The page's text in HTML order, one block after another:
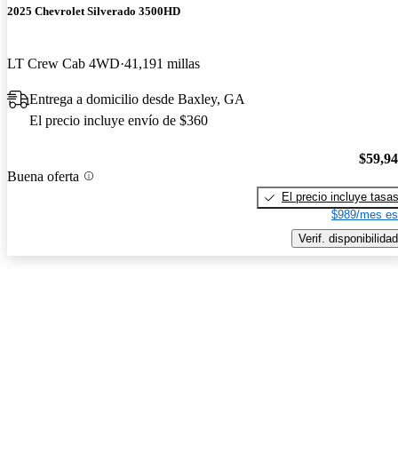
2025 Chevrolet Silverado 3500HD
LT Crew Cab 4WD 41,191 millas
Entrega a domicilio desde Baxley, GA
El precio incluye envío de $360
Buena oferta
El precio incluye tasas
$989/mes
Verif. disponibilidad